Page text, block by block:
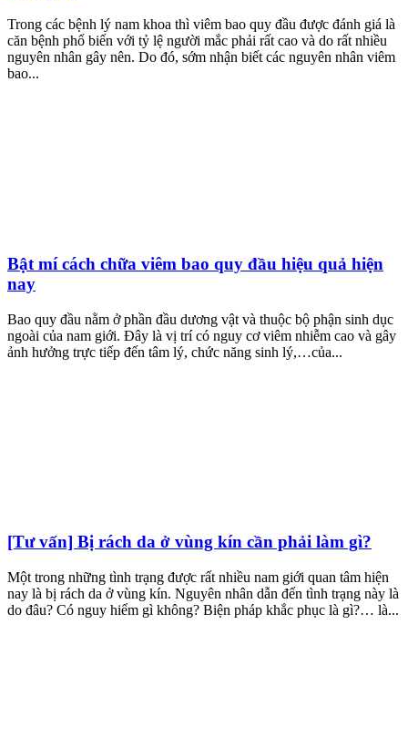
Trong các bệnh lý nam khoa thì viêm bao quy đầu được đánh giá là
căn bệnh phổ biến với tỷ lệ người mắc phải rất cao và do rất nhiều
nguyên nhân gây nên. Do đó, sớm nhận biết các nguyên nhân viêm
bao...
Bật mí cách chữa viêm bao quy đầu hiệu quả hiện
nay
Bao quy đầu nằm ở phần đầu dương vật và thuộc bộ phận sinh dục
ngoài của nam giới. Đây là vị trí có nguy cơ viêm nhiễm cao và gây
ảnh hưởng trực tiếp đến tâm lý, chức năng sinh lý,…của...
[Tư vấn] Bị rách da ở vùng kín cần phải làm gì?
Một trong những tình trạng được rất nhiều nam giới quan tâm hiện
nay là bị rách da ở vùng kín. Nguyên nhân dẫn đến tình trạng này là
do đâu? Có nguy hiểm gì không? Biện pháp khắc phục là gì?… là...